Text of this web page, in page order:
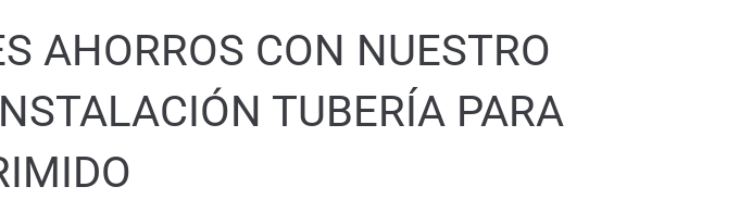
AHORROS CON NUESTRO
TUBERÍA PARA